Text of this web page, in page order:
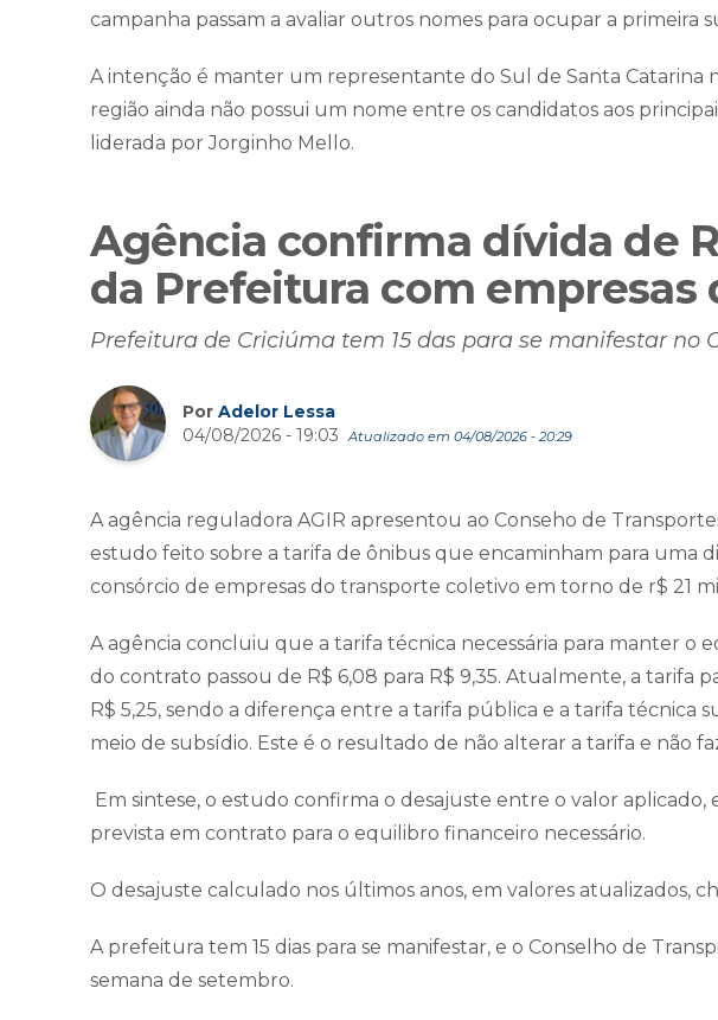
campanha passam a avaliar outros nomes para ocupar a primeira
A intenção é manter um representante do Sul de Santa Catarina
região ainda não possui um nome entre os candidatos aos
liderada por Jorginho Mello.
Agência confirma dívida de
da Prefeitura com empresas
Prefeitura de Criciúma tem 15 das para se manifestar no
Por Adelor Lessa
04/08/2026 - 19:03
Atualizado em 04/08/2026 - 20:29
A agência reguladora AGIR apresentou ao Conseho de
estudo feito sobre a tarifa de ônibus que encaminham para uma
consórcio de empresas do transporte coletivo em torno de r$ 21
A agência concluiu que a tarifa técnica necessária para manter o
do contrato passou de R$ 6,08 para R$ 9,35. Atualmente, a tarifa
R$ 5,25, sendo a diferença entre a tarifa pública e a tarifa técnica
meio de subsídio. Este é o resultado de não alterar a tarifa e não
Em sintese, o estudo confirma o desajuste entre o valor
prevista em contrato para o equilibro financeiro necessário.
O desajuste calculado nos últimos anos, em valores atualizados,
A prefeitura tem 15 dias para se manifestar, e o Conselho de
semana de setembro.